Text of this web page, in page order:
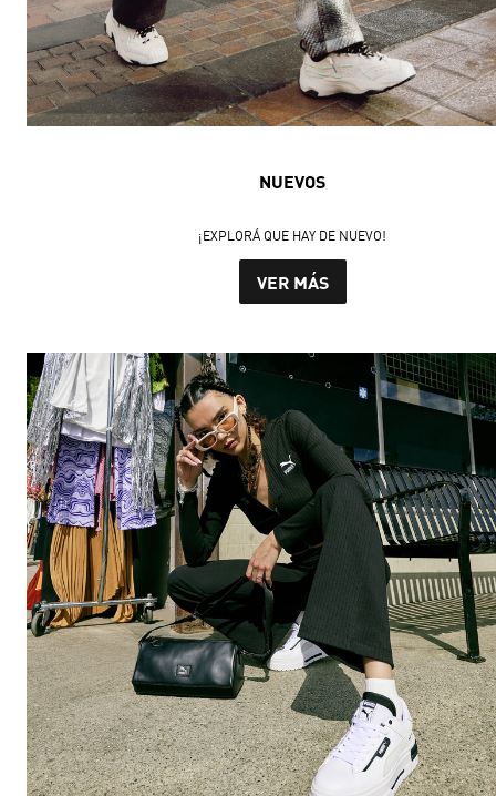
NUEVOS
¡EXPLORÁ QUE HAY DE NUEVO!
VER MÁS